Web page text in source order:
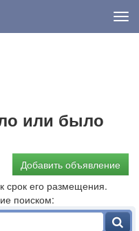
или было
Добавить объявление
срок его размещения.
поиском: